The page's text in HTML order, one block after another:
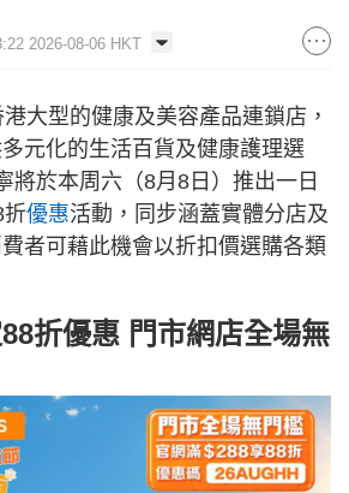
2026-08-06 HKT
大型的健康及美容產品連鎖店，
元化的生活百貨及健康護理選
將於本周六（8月8日）推出一日
折優惠活動，同步涵蓋實體分店及
者可藉此機會以折扣價選購各類
折優惠 門市網店全場無